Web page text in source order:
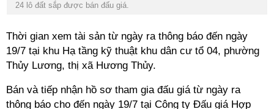
24 lô đất sắp được bán đấu giá.
Thời gian xem tài sản từ ngày ra thông báo đến ngày
19/7 tại khu Hạ tầng kỹ thuật khu dân cư tổ 04, phường
Thủy Lương, thị xã Hương Thủy.
Bán và tiếp nhận hồ sơ tham gia đấu giá từ ngày ra
thông báo cho đến ngày 19/7 tại Công ty Đấu giá Hợp